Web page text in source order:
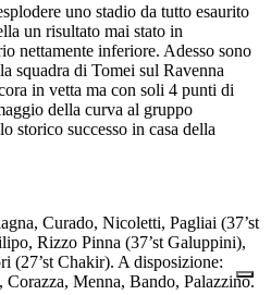
uno stadio da tutto esaurito
un risultato mai stato in
nettamente inferiore. Adesso sono
squadra di Tomei sul Ravenna
in vetta ma con soli 4 punti di
della curva al gruppo
storico successo in casa della
Curado, Nicoletti, Pagliai (37’st
Rizzo Pinna (37’st Galuppini),
(27’st Chakir). A disposizione:
Menna, Bando, Palazzino.